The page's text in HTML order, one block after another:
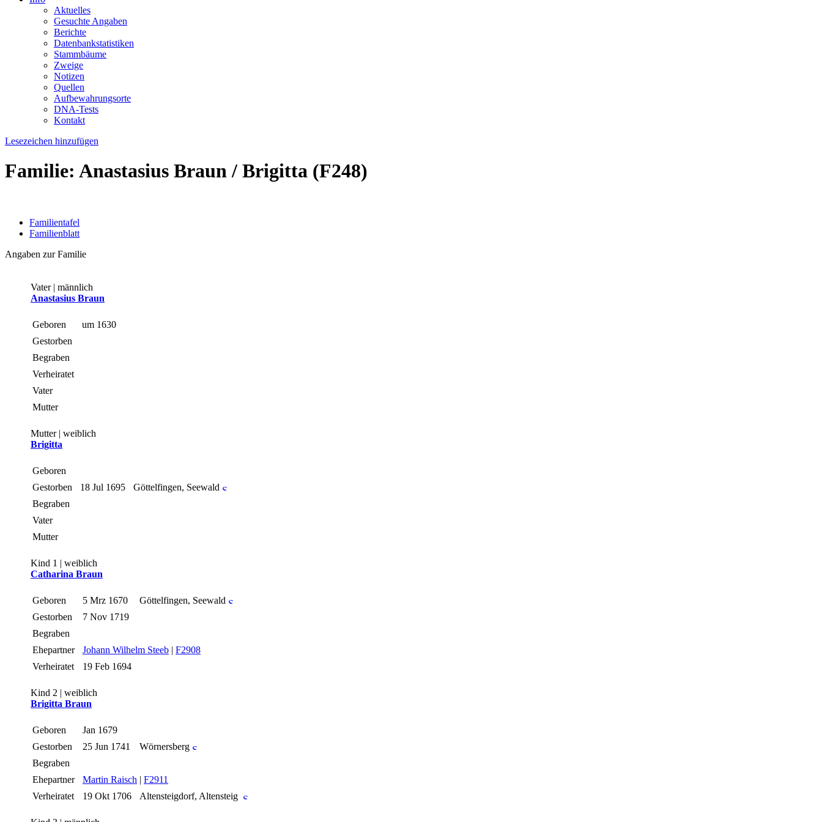
Aktuelles
Gesuchte Angaben
Berichte
Datenbankstatistiken
Stammbäume
Zweige
Notizen
Quellen
Aufbewahrungsorte
DNA-Tests
Kontakt
Lesezeichen hinzufügen
Familie: Anastasius Braun / Brigitta (F248)
Familientafel
Familienblatt
Angaben zur Familie
Vater | männlich
Anastasius Braun
Geboren
um 1630
Gestorben
Begraben
Verheiratet
Vater
Mutter
Mutter | weiblich
Brigitta
Geboren
Gestorben
18 Jul 1695
Göttelfingen, Seewald
Begraben
Vater
Mutter
Kind 1 | weiblich
Catharina Braun
Geboren 5 Mrz 1670
Göttelfingen, Seewald
Gestorben
7 Nov 1719
Begraben
Ehepartner
Johann Wilhelm Steeb | F2908
Verheiratet
19 Feb 1694
Kind 2 | weiblich
Brigitta Braun
Geboren
Jan 1679
Gestorben
25 Jun 1741
Wörnersberg
Begraben
Ehepartner
Martin Raisch | F2911
Verheiratet
19 Okt 1706 Altensteigdorf, Altensteig